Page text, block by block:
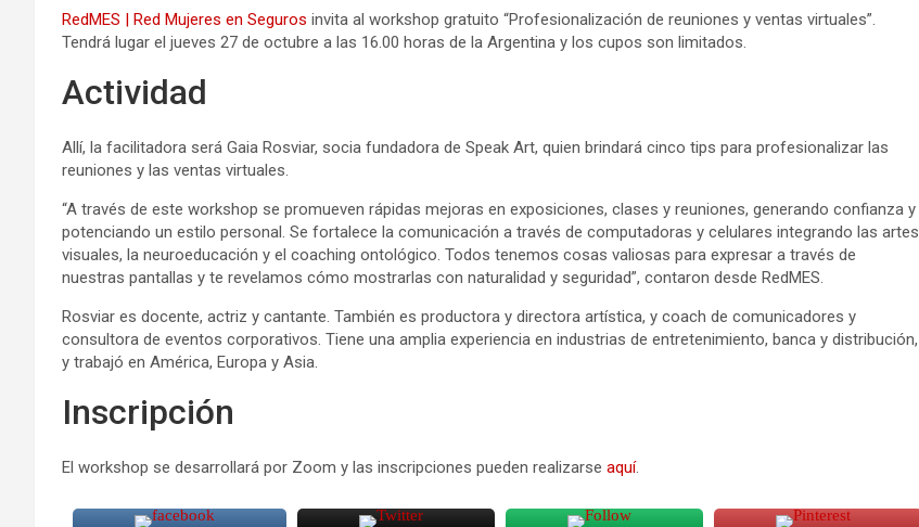
RedMES | Red Mujeres en Seguros invita al workshop gratuito “Profesionalización de reuniones y ventas virtuales”.
Tendrá lugar el jueves 27 de octubre a las 16.00 horas de la Argentina y los cupos son limitados.
Actividad
Allí, la facilitadora será Gaia Rosviar, socia fundadora de Speak Art, quien brindará cinco tips para profesionalizar las
reuniones y las ventas virtuales.
“A través de este workshop se promueven rápidas mejoras en exposiciones, clases y reuniones, generando confianza y
potenciando un estilo personal. Se fortalece la comunicación a través de computadoras y celulares integrando las artes
visuales, la neuroeducación y el coaching ontológico. Todos tenemos cosas valiosas para expresar a través de
nuestras pantallas y te revelamos cómo mostrarlas con naturalidad y seguridad”, contaron desde RedMES.
Rosviar es docente, actriz y cantante. También es productora y directora artística, y coach de comunicadores y
consultora de eventos corporativos. Tiene una amplia experiencia en industrias de entretenimiento, banca y distribución,
y trabajó en América, Europa y Asia.
Inscripción
El workshop se desarrollará por Zoom y las inscripciones pueden realizarse aquí.